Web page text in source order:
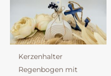
Kerzenhalter
Regenbogen mit